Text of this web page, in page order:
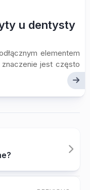
u dentysty
elementem
jest często